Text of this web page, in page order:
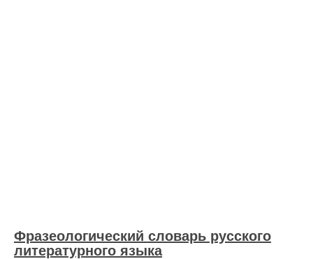
Фразеологический словарь русского
литературного языка